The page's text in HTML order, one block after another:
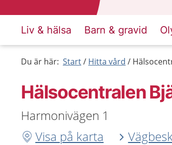
Liv & hälsa Barn & gravid
Du är här: Start Hitta vård
Hälsocentralen
Harmonivägen 1
Visa på karta